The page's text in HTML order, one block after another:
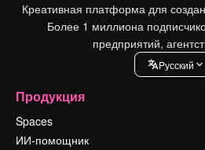
Креативная платформа для
Более 1 миллиона
предприятий,
Pусский
Продукция
Spaces
ИИ-помощник